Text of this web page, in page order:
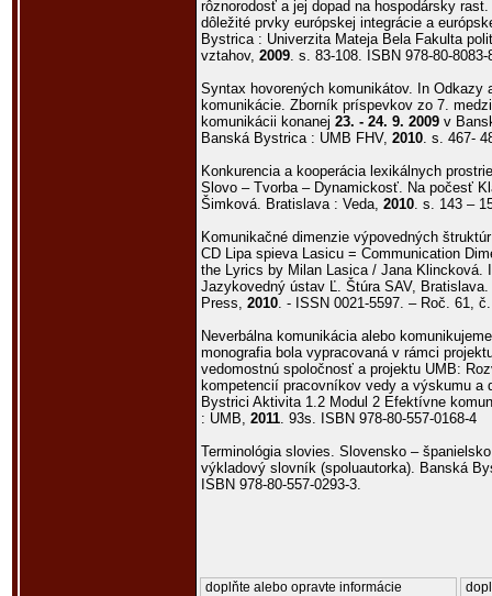
rôznorodosť a jej dopad na hospodársky
dôležité prvky európskej integrácie a
Bystrica : Univerzita Mateja Bela Fakulta
vztahov, 2009. s. 83-108. ISBN 978-80-8083-
Syntax hovorených komunikátov. In Odkazy
komunikácie. Zborník príspevkov zo 7.
komunikácii konanej 23. - 24. 9. 2009 v
Banská Bystrica : UMB FHV, 2010. s. 467-
Konkurencia a kooperácia lexikálnych
Slovo – Tvorba – Dynamickosť. Na počesť
Šimková. Bratislava : Veda, 2010. s. 143 –
Komunikačné dimenzie výpovedných
CD Lipa spieva Lasicu = Communication
the Lyrics by Milan Lasica / Jana Klincková.
Jazykovedný ústav Ľ. Štúra SAV,
Press, 2010. - ISSN 0021-5597. – Roč. 61,
Neverbálna komunikácia alebo
monografia bola vypracovaná v rámci
vedomostnú spoločnosť a projektu UMB:
kompetencií pracovníkov vedy a výskumu a
Bystrici Aktivita 1.2 Modul 2 Efektívne
: UMB, 2011. 93s. ISBN 978-80-557-0168-4
Terminológia slovies. Slovensko –
výkladový slovník (spoluautorka). Banská
ISBN 978-80-557-0293-3.
doplňte alebo opravte informácie